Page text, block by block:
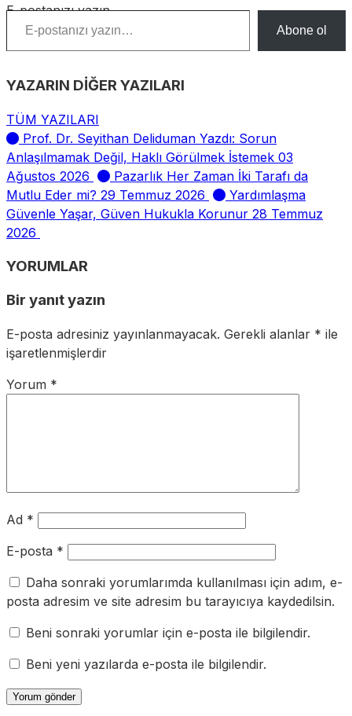
E-postanızı yazın…
Abone ol
YAZARIN DİĞER YAZILARI
TÜM YAZILARI
Prof. Dr. Seyithan Deliduman Yazdı: Sorun
Anlaşılmamak Değil, Haklı Görülmek İstemek 03
Ağustos 2026
Pazarlık Her Zaman İki Tarafı da
Mutlu Eder mi? 29 Temmuz 2026
Yardımlaşma
Güvenle Yaşar, Güven Hukukla Korunur 28 Temmuz
2026
YORUMLAR
Bir yanıt yazın
E-posta adresiniz yayınlanmayacak. Gerekli alanlar * ile
işaretlenmişlerdir
Yorum *
Ad *
E-posta *
Daha sonraki yorumlarımda kullanılması için adım, e-
posta adresim ve site adresim bu tarayıcıya kaydedilsin.
Beni sonraki yorumlar için e-posta ile bilgilendir.
Beni yeni yazılarda e-posta ile bilgilendir.